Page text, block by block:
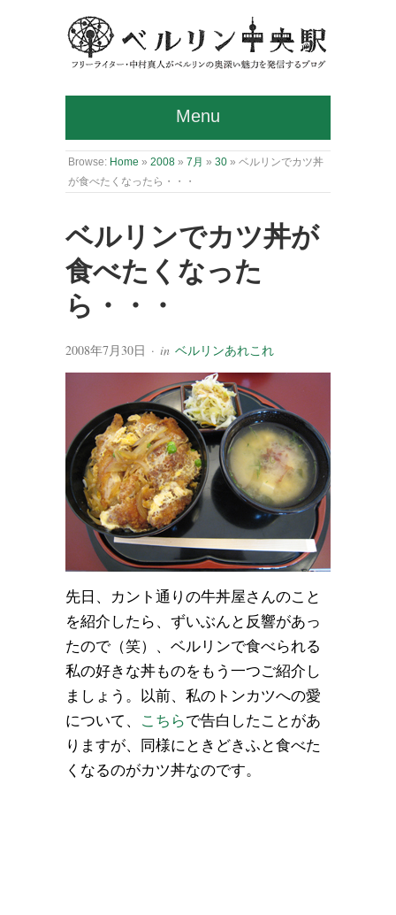
Menu
Browse: Home » 2008 » 7月 » 30 » ベルリンでカツ丼
が食べたくなったら・・・
ベルリンでカツ丼が
食べたくなった
ら・・・
2008年7月30日 · in ベルリンあれこれ
先日、カント通りの牛丼屋さんのこと
を紹介したら、ずいぶんと反響があっ
たので（笑）、ベルリンで食べられる
私の好きな丼ものをもう一つご紹介し
ましょう。以前、私のトンカツへの愛
について、
こちらで告白したことがあ
りますが、同様にときどきふと食べた
くなるのがカツ丼なのです。